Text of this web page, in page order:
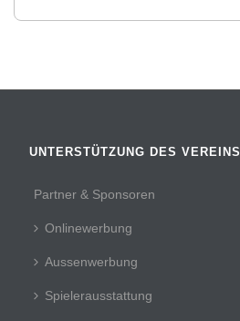
UNTERSTÜTZUNG DES VEREINS
Partner & Sponsoren
Onlinewerbung
Aussenwerbung
Spielerausstattung